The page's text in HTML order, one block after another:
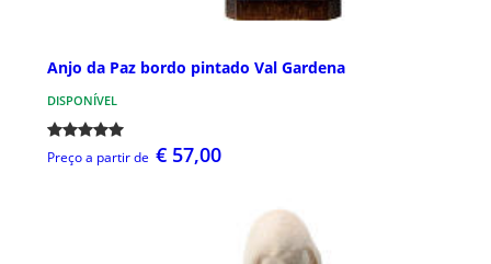
Anjo da Paz bordo pintado Val Gardena
DISPONÍVEL
Preço a partir de € 57,00